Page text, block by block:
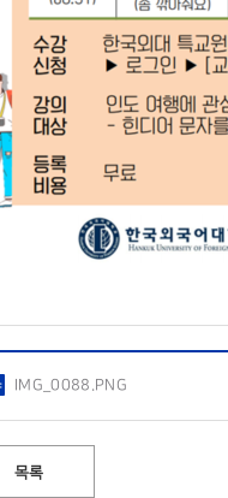
IMG_0088.PNG
목록